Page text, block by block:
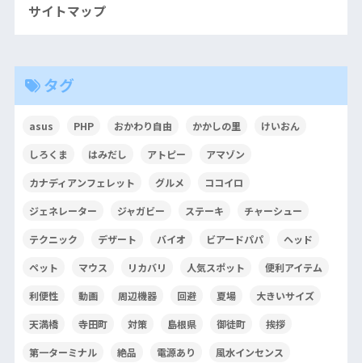
サイトマップ
タグ
asus PHP おかわり自由 かかしの里 けいおん
しろくま はみだし アトピー アマゾン
カナディアンフェレット グルメ ココイロ
ジェネレーター ジャガビー ステーキ チャーシュー
テクニック デザート バイオ ビアードパパ ヘッド
ペット マウス リカバリ 人気スポット 便利アイテム
利便性 動画 周辺機器 回避 夏場 大きいサイズ
天満橋 寺田町 対策 島根県 御徒町 挨拶
第一ターミナル 絶品 電源あり 風水インセンス